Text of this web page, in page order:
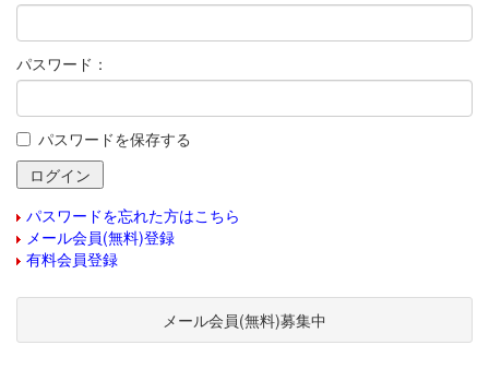
パスワード：
パスワードを保存する
パスワードを忘れた方はこちら
メール会員(無料)登録
有料会員登録
メール会員(無料)募集中